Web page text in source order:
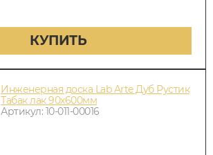
КУПИТЬ
Инженерная доска Lab Arte Дуб Рустик
Табак лак 90х600мм
Артикул: 10-011-00016